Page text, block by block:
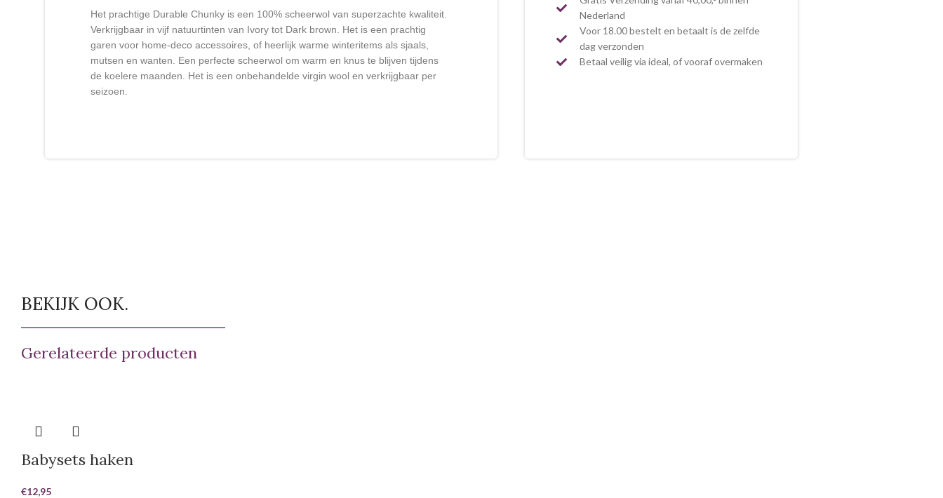
Het prachtige Durable Chunky is een 100% scheerwol van superzachte kwaliteit.
Verkrijgbaar in vijf natuurtinten van Ivory tot Dark brown. Het is een prachtig
garen voor home-deco accessoires, of heerlijk warme winteritems als sjaals,
mutsen en wanten. Een perfecte scheerwol om warm en knus te blijven tijdens
de koelere maanden. Het is een onbehandelde virgin wool en verkrijgbaar per
seizoen.
Nederland
Voor 18.00 bestelt en betaalt is de zelfde
dag verzonden
Betaal veilig via ideal, of vooraf overmaken
BEKIJK OOK.
Gerelateerde producten
Babysets haken
€12,95